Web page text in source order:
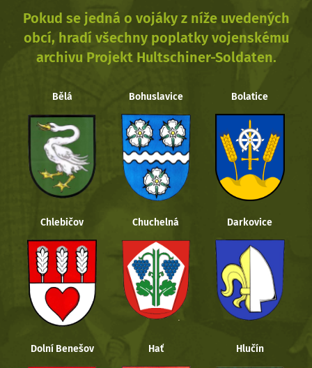
Pokud se jedná o vojáky z níže uvedených
obcí, hradí všechny poplatky vojenskému
archivu Projekt Hultschiner-Soldaten.
Bělá Bohuslavice Bolatice
Chlebičov Chuchelná Darkovice
Dolní Benešov Hať Hlučín